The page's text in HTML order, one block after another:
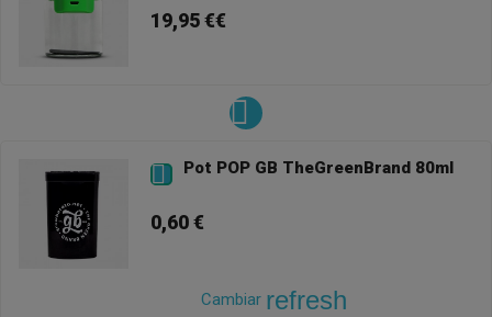
19,95 €€
 Pot POP GB TheGreenBrand 80ml
0,60 €
Cambiar refresh